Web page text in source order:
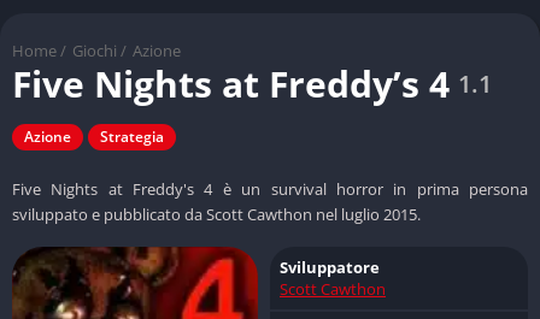
Home / Giochi / Azione
Five Nights at Freddy’s 4 1.1
Azione Strategia
Five Nights at Freddy's 4 è un survival horror in prima persona
sviluppato e pubblicato da Scott Cawthon nel luglio 2015.
Sviluppatore
Scott Cawthon